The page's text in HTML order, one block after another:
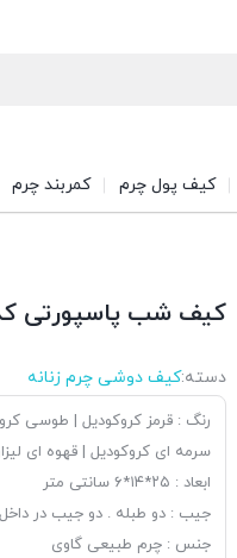
کیف پول چرم کمربند چرم
کیف شب پاسپورتی کد
دسته:کیف دوشی چرم زنانه
رنگ : قرمز کروکودیل | طوسی
سرمه ای کروکودیل | قهوه ای
ابعاد : ۲۵*۱۴*۶ سانتی متر
جیب : دو طبله . دو جیب در داخل
جنس : چرم طبیعی گاوی